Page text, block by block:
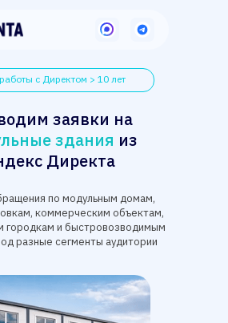
с Директом > 10 лет
заявки на
здания из
Директа
по модульным домам,
коммерческим объектам,
городкам и быстровозводимым
разные сегменты аудитории